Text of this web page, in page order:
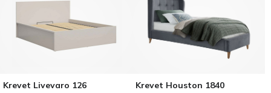
Krevet Livevaro 126 Krevet Houston 1840